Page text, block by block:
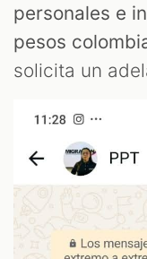
personales e
pesos
solicita un